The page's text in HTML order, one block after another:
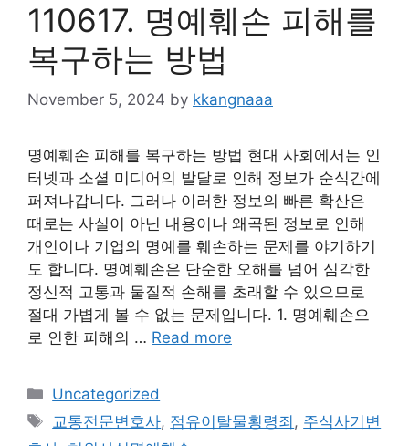
110617. 명예훼손 피해를
복구하는 방법
November 5, 2024 by kkangnaaa
명예훼손 피해를 복구하는 방법 현대 사회에서는 인
터넷과 소셜 미디어의 발달로 인해 정보가 순식간에
퍼져나갑니다. 그러나 이러한 정보의 빠른 확산은
때로는 사실이 아닌 내용이나 왜곡된 정보로 인해
개인이나 기업의 명예를 훼손하는 문제를 야기하기
도 합니다. 명예훼손은 단순한 오해를 넘어 심각한
정신적 고통과 물질적 손해를 초래할 수 있으므로
절대 가볍게 볼 수 없는 문제입니다. 1. 명예훼손으
로 인한 피해의 … Read more
Categories
Uncategorized
Tags
교통전문변호사, 점유이탈물횡령죄 , 주식사기변